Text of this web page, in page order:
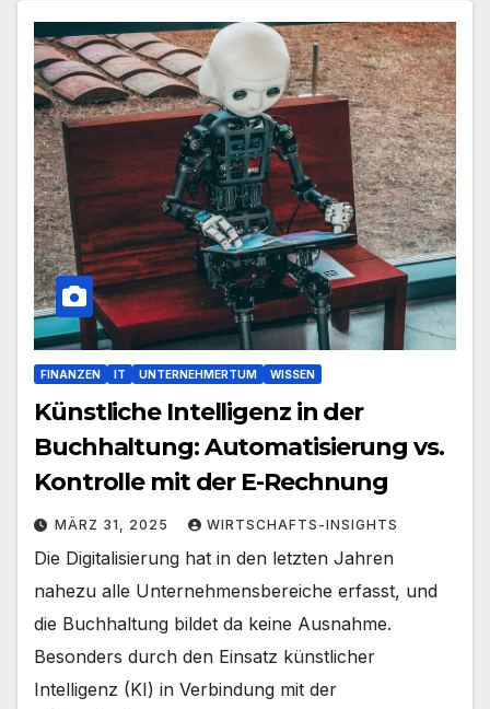
FINANZEN IT UNTERNEHMERTUM WISSEN
Künstliche Intelligenz in der
Buchhaltung: Automatisierung vs.
Kontrolle mit der E-Rechnung
MÄRZ 31, 2025 WIRTSCHAFTS-INSIGHTS
Die Digitalisierung hat in den letzten Jahren
nahezu alle Unternehmensbereiche erfasst, und
die Buchhaltung bildet da keine Ausnahme.
Besonders durch den Einsatz künstlicher
Intelligenz (KI) in Verbindung mit der